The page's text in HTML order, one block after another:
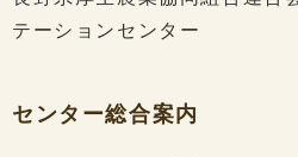
テーションセンター
センター総合案内
前の記事